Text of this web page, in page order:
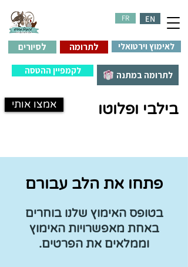
EN
FR
לתרומה לאימוץ וירטואלי
לתרומה במתנה
לסיורים
לקמפיין ההטסה
אמצו אותי בילבי ופלוטו
פתחו את הלב עבורם
בטופס האימוץ שלנו בוחרים
באחת מאפשרויות האימוץ
וממלאים את הפרטים.